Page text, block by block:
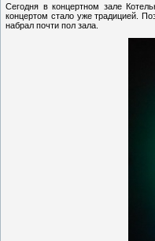
Сегодня в концертном зале
концертом стало уже традицией.
набрал почти пол зала.